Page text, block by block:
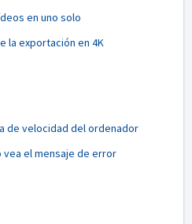
en uno solo
la exportación en 4K
de velocidad del ordenador
vea el mensaje de error